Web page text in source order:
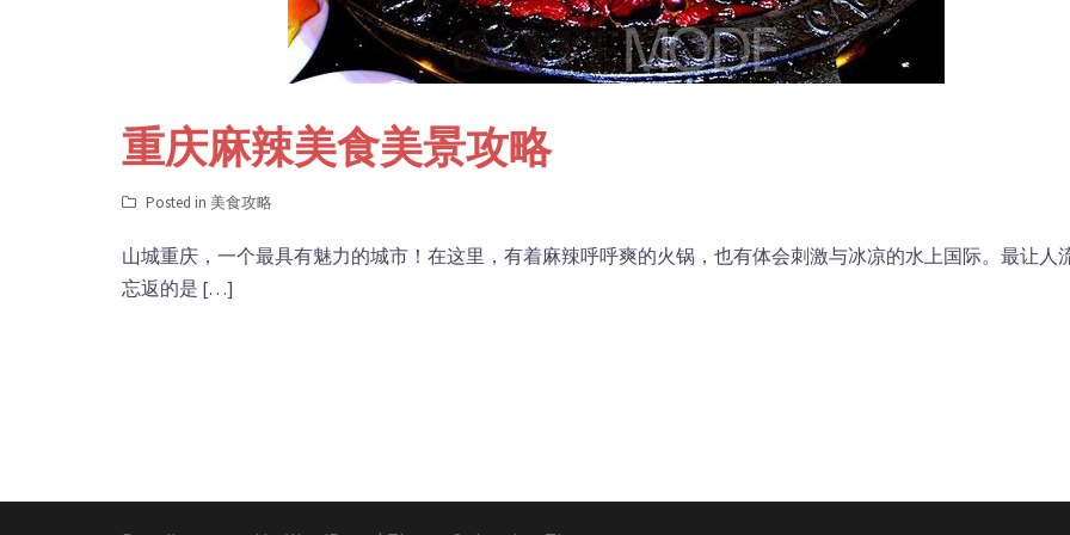
重庆麻辣美食美景攻略
Posted in 美食攻略
山城重庆，一个最具有魅力的城市！在这里，有着麻辣呼呼爽的火锅，也有体会刺激与冰凉的水上国际。最让人
忘返的是 […]